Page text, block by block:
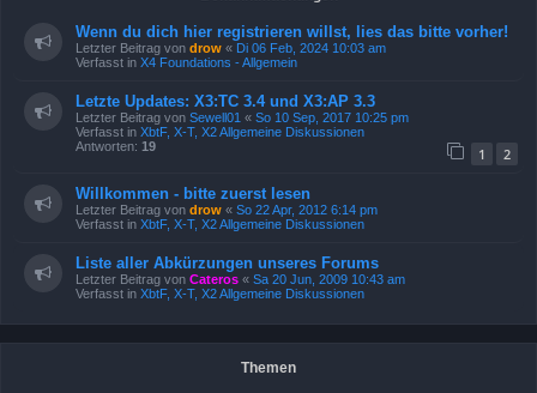
Wenn du dich hier registrieren willst, lies das bitte vorher!
Letzter Beitrag von drow « Di 06 Feb, 2024 10:03 am
Verfasst in X4 Foundations - Allgemein
Letzte Updates: X3:TC 3.4 und X3:AP 3.3
Letzter Beitrag von Sewell01 « So 10 Sep, 2017 10:25 pm
Verfasst in XbtF, X-T, X2 Allgemeine Diskussionen
Antworten: 19 1 2
Willkommen - bitte zuerst lesen
Letzter Beitrag von drow « So 22 Apr, 2012 6:14 pm
Verfasst in XbtF, X-T, X2 Allgemeine Diskussionen
Liste aller Abkürzungen unseres Forums
Letzter Beitrag von Cateros « Sa 20 Jun, 2009 10:43 am
Verfasst in XbtF, X-T, X2 Allgemeine Diskussionen
Themen